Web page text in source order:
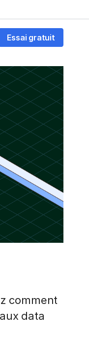
Essai gratuit
comment
data